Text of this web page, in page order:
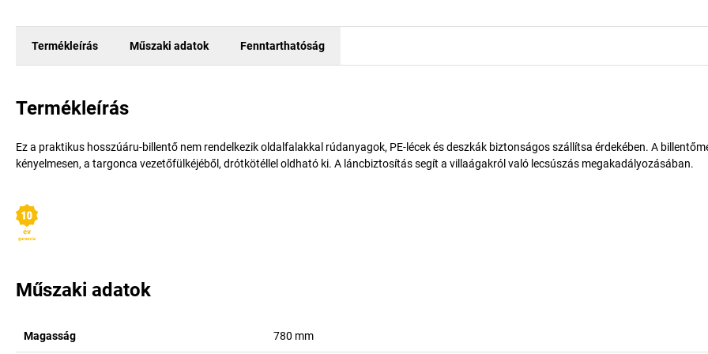
Termékleírás Műszaki adatok Fenntarthatóság
Termékleírás
Ez a praktikus hosszúáru-billentő nem rendelkezik oldalfalakkal rúdanyagok, PE-lécek és deszkák biztonságos szállítsa érdekében. A
kényelmesen, a targonca vezetőfülkéjéből, drótkötéllel oldható ki. A láncbiztosítás segít a villaágakról való lecsúszás megakadályozásában.
Műszaki adatok
Magasság 780 mm